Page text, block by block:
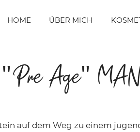
HOME ÜBER MICH
"Pre Age"
auf dem Weg zu einem